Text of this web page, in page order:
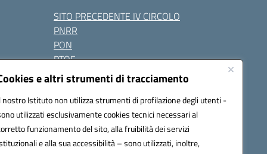
e altri strumenti di tracciamento
nostro Istituto non utilizza strumenti di profilazione degli utenti -
utilizzati esclusivamente cookies tecnici necessari al
funzionamento del sito, alla fruibilità dei servizi
e alla sua accessibilità – sono utilizzati, inoltre,
SITO PRECEDENTE IV CIRCOLO
PNRR
PON
PTOF
Contatti
Seguici su: